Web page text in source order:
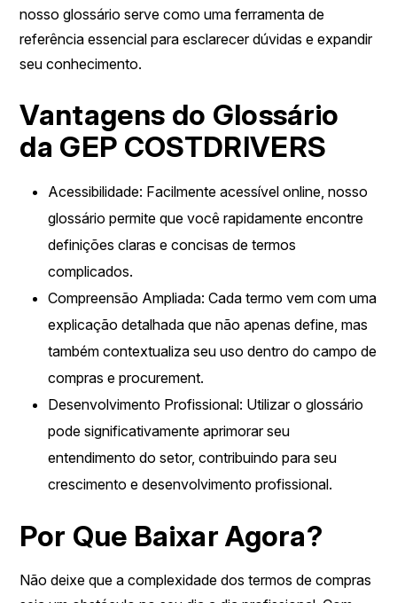
nosso glossário serve como uma ferramenta de
referência essencial para esclarecer dúvidas e expandir
seu conhecimento.
Vantagens do Glossário
da GEP COSTDRIVERS
Acessibilidade: Facilmente acessível online, nosso
glossário permite que você rapidamente encontre
definições claras e concisas de termos
complicados.
Compreensão Ampliada: Cada termo vem com uma
explicação detalhada que não apenas define, mas
também contextualiza seu uso dentro do campo de
compras e procurement.
Desenvolvimento Profissional: Utilizar o glossário
pode significativamente aprimorar seu
entendimento do setor, contribuindo para seu
crescimento e desenvolvimento profissional.
Por Que Baixar Agora?
Não deixe que a complexidade dos termos de compras